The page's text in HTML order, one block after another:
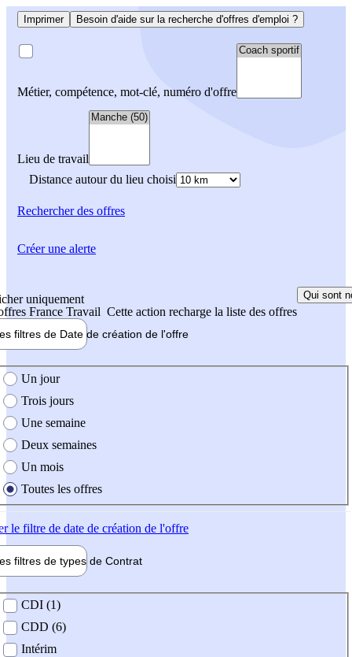
Imprimer Besoin d'aide sur la recherche d'offres d'emploi ?
Métier, compétence, mot-clé, numéro d'offre
Lieu de travail
Distance autour du lieu choisi
Rechercherdes offres
uniquement
France Travail Cette action recharge la liste des offres
Qui sont
filtres de Date de création de l'offre
création de l'offre
Un jour
Trois jours
Une semaine
Deux semaines
Un mois
Toutes les offres
le filtre de date de création de l'offre
filtres de types de Contrat
contrat
CDI (1)
CDD (6)
Intérim
Créer une alerte